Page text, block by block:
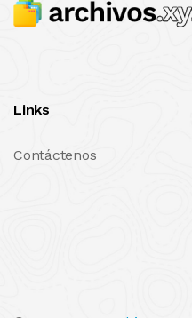
Links
Contáctenos